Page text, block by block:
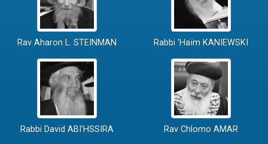
Rav Aharon L. STEINMAN Rabbi 'Haïm KANIEWSKI
Rabbi David ABI'HSSIRA Rav Chlomo AMAR